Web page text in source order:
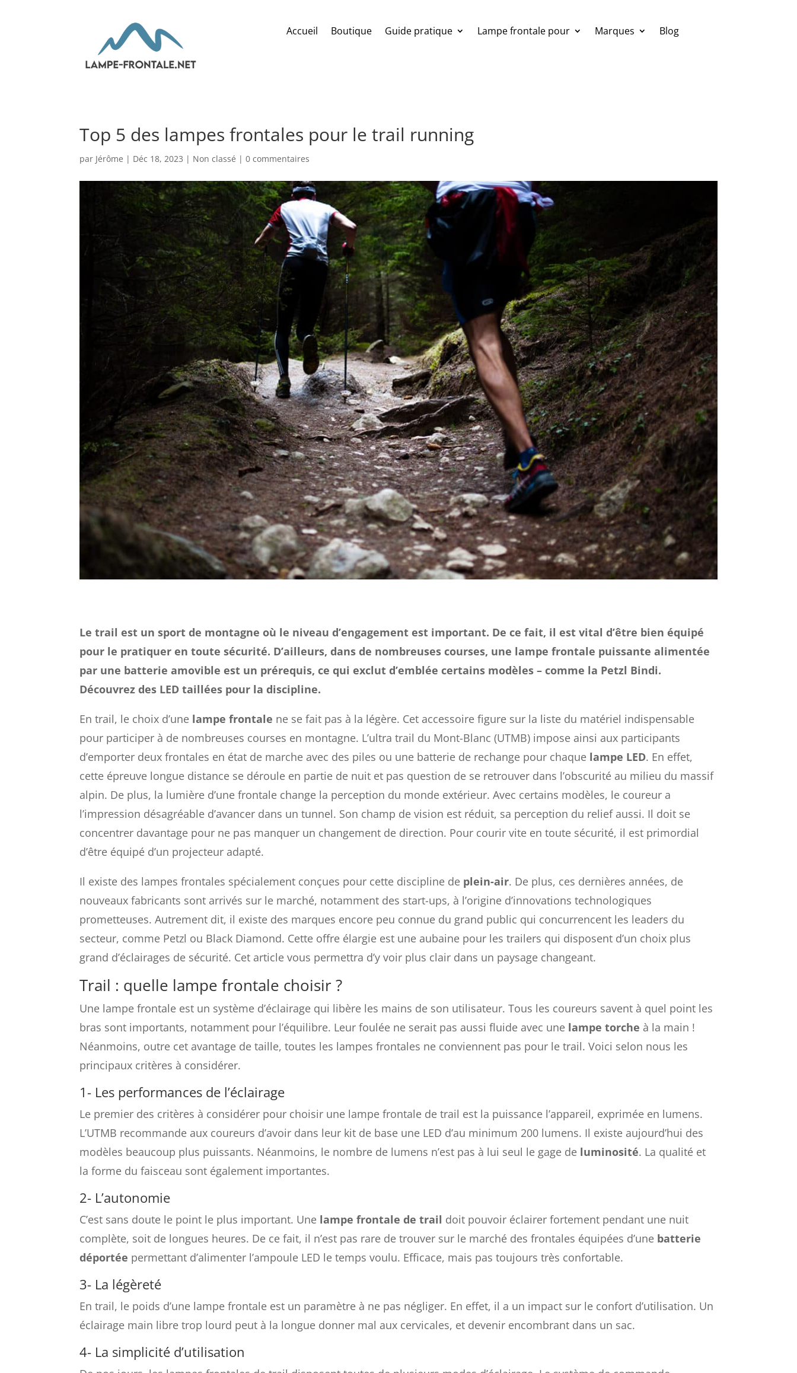
Accueil Boutique Guide pratique Lampe frontale pour Marques Blog
Top 5 des lampes frontales pour le trail running
par Jérôme | Déc 18, 2023 | Non classé |0 commentaires
Le trail est un sport de montagne où le niveau d’engagement est important. De ce fait, il est vital d’être bien équipé
pour le pratiquer en toute sécurité. D’ailleurs, dans de nombreuses courses, une lampe frontale puissante alimentée
par une batterie amovible est un prérequis, ce qui exclut d’emblée certains modèles – comme la Petzl Bindi.
Découvrez des LED taillées pour la discipline.
En trail, le choix d’une lampe frontale ne se fait pas à la légère. Cet accessoire figure sur la liste du matériel indispensable
pour participer à de nombreuses courses en montagne. L’ultra trail du Mont-Blanc (UTMB) impose ainsi aux participants
d’emporter deux frontales en état de marche avec des piles ou une batterie de rechange pour chaque lampe LED. En effet,
cette épreuve longue distance se déroule en partie de nuit et pas question de se retrouver dans l’obscurité au milieu du massif
alpin. De plus, la lumière d’une frontale change la perception du monde extérieur. Avec certains modèles, le coureur a
l’impression désagréable d’avancer dans un tunnel. Son champ de vision est réduit, sa perception du relief aussi. Il doit se
concentrer davantage pour ne pas manquer un changement de direction. Pour courir vite en toute sécurité, il est primordial
d’être équipé d’un projecteur adapté.
Il existe des lampes frontales spécialement conçues pour cette discipline de plein-air. De plus, ces dernières années, de
nouveaux fabricants sont arrivés sur le marché, notamment des start-ups, à l’origine d’innovations technologiques
prometteuses. Autrement dit, il existe des marques encore peu connue du grand public qui concurrencent les leaders du
secteur, comme Petzl ou Black Diamond. Cette offre élargie est une aubaine pour les trailers qui disposent d’un choix plus
grand d’éclairages de sécurité. Cet article vous permettra d’y voir plus clair dans un paysage changeant.
Trail : quelle lampe frontale choisir ?
Une lampe frontale est un système d’éclairage qui libère les mains de son utilisateur. Tous les coureurs savent à quel point les
bras sont importants, notamment pour l’équilibre. Leur foulée ne serait pas aussi fluide avec une lampe torche à la main !
Néanmoins, outre cet avantage de taille, toutes les lampes frontales ne conviennent pas pour le trail. Voici selon nous les
principaux critères à considérer.
1- Les performances de l’éclairage
Le premier des critères à considérer pour choisir une lampe frontale de trail est la puissance l’appareil, exprimée en lumens.
L’UTMB recommande aux coureurs d’avoir dans leur kit de base une LED d’au minimum 200 lumens. Il existe aujourd’hui des
modèles beaucoup plus puissants. Néanmoins, le nombre de lumens n’est pas à lui seul le gage de luminosité. La qualité et
la forme du faisceau sont également importantes.
2- L’autonomie
C’est sans doute le point le plus important. Une lampe frontale de trail doit pouvoir éclairer fortement pendant une nuit
complète, soit de longues heures. De ce fait, il n’est pas rare de trouver sur le marché des frontales équipées d’une batterie
déportée permettant d’alimenter l’ampoule LED le temps voulu. Efficace, mais pas toujours très confortable.
3- La légèreté
En trail, le poids d’une lampe frontale est un paramètre à ne pas négliger. En effet, il a un impact sur le confort d’utilisation. Un
éclairage main libre trop lourd peut à la longue donner mal aux cervicales, et devenir encombrant dans un sac.
4- La simplicité d’utilisation